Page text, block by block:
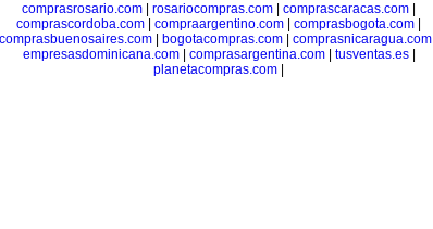
comprasrosario.com
rosariocompras.com comprascaracas.com
comprascordoba.com
compraargentino.com comprasbogota.com
comprasbuenosaires.com
bogotacompras.com comprasnicaragua.com
empresasdominicana.com| comprasargentina.com| tusventas.es|
planetacompras.com